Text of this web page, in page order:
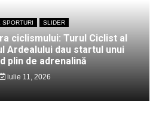
SPORTURI SLIDER
ciclismului: Turul Ciclist al
Ardealului dau startul unui
plin de adrenalină
iulie 11, 2026